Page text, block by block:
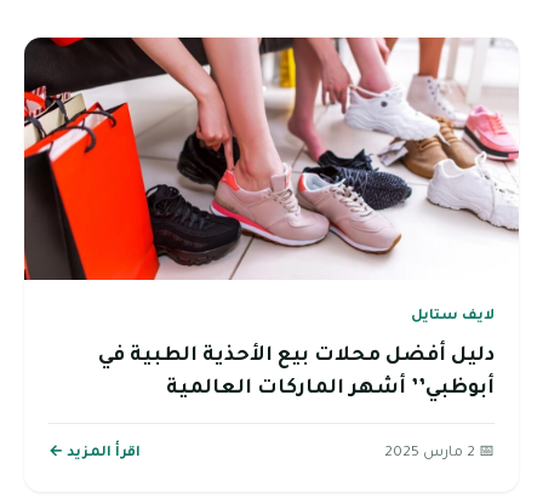
لايف ستايل
دليل أفضل محلات بيع الأحذية الطبية في
أبوظبي’’ أشهر الماركات العالمية
📅 2 مارس 2025 اقرأ المزيد ←